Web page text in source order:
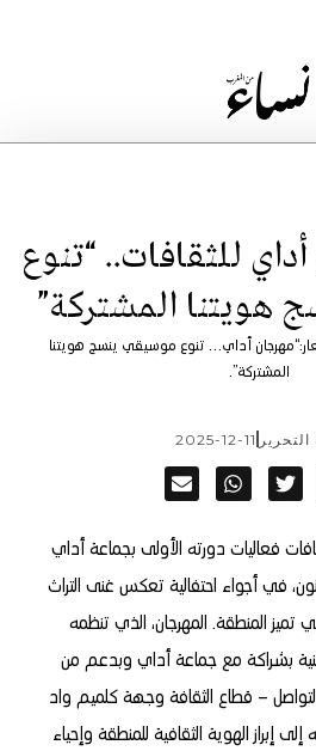
للثقافات.. “تنوع
هويتنا المشتركة”
أداي… تنوع موسيقي ينسج هويتنا
المشتركة”.
التحرير 2025-12-11
فعاليات دورته الأولى بجماعة أداي
في أجواء احتفالية تعكس غنى التراث
تميز المنطقة. المهرجان، الذي تنظمه
الفنية بشراكة مع جماعة أداي وبدعم من
– قطاع الثقافة وجهة كلميم واد
إبراز الهوية الثقافية للمنطقة وإحياء